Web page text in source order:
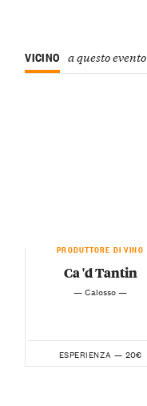
VICINO a questo evento
PRODUTTORE DI VINO
Ca 'd Tantin
— Calosso —
ESPERIENZA — 20€